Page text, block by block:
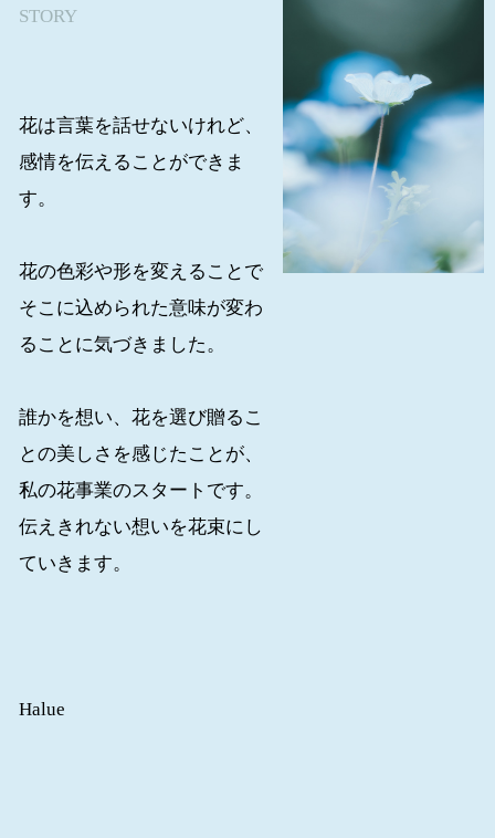
STORY
花は言葉を話せないけれど、
感情を伝えることができま
す。
花の色彩や形を変えることで
そこに込められた意味が変わ
ることに気づきました。
誰かを想い、花を選び贈るこ
との美しさを感じたことが、
私の花事業のスタートです。
伝えきれない想いを花束にし
ていきます。
Halue